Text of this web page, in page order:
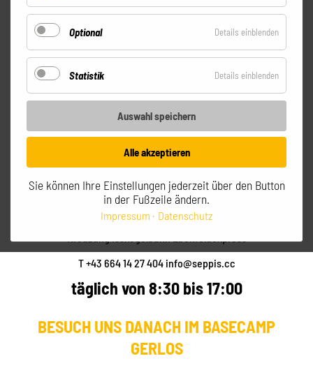
SEPPI'S GERLOS
MOUNTAIN CLUB
Gerlos - Zillertal Arena
T +43 664 14 27 404 info@seppis.cc
täglich von 8:30 bis 17:00
BESUCH UNS DANACH IM BASECAMP
GERLOS
Essenziell
Optional Details einblendenfür
Optional
Statistik Details einblendenfür
Statistik
Auswahl speichern
Alle akzeptieren
Sie können Ihre Einstellungen jederzeit über den Button
in der Fußzeile ändern.
Impressum Datenschutz